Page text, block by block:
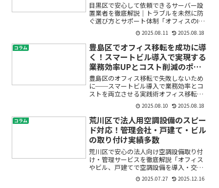
目黒区で安心して依頼できるサーバー設
置業者を徹底解説｜トラブルを未然に防
ぐ選び方とサポート体制「オフィスのIT
化を進めたいけれど、サーバーの設置っ
て何から始めればいいの？」「トラブル
が起きたときにすぐ対応してくれる業者
が知りたい」――このよ...
2025.08.11 2025.08.18
コラム
豊島区でオフィス移転を成功に導
く！スマートビル導入で実現する
業務効率UPとコスト削減のポイ
ント
豊島区のオフィス移転で失敗しないため
に──スマートビル導入で業務効率とコ
ストを両立させる実践術オフィス移転
は、働く環境や業務効率に大きな影響を
与える重要なイベントです。特に豊島区
のような利便性の高いエリアでの移転を
考えると、「コストはどれく...
2025.08.10 2025.08.18
コラム
荒川区で法人用空調設備のスピー
ド対応！管理会社・戸建て・ビル
の取り付け実績多数
荒川区で安心の法人向け空調設備取り付
け・管理サービスを徹底解説「オフィス
やビル、戸建てで空調設備を導入・交換
したいけれど、どこに相談すればいい
の？」「管理会社として、ビルの空調ト
2025.07.27 2025.12.16